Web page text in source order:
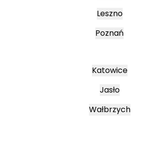
Leszno
Poznań
Katowice
Jasło
Wałbrzych